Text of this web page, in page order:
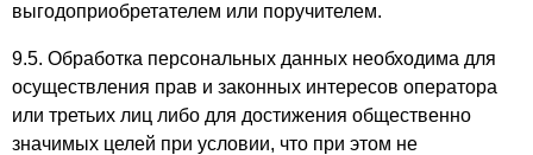
выгодоприобретателем или поручителем.
9.5. Обработка персональных данных необходима для
осуществления прав и законных интересов оператора
или третьих лиц либо для достижения общественно
значимых целей при условии, что при этом не